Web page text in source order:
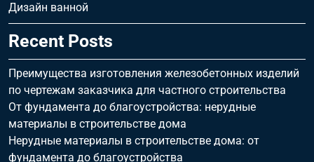
Дизайн ванной
Recent Posts
Преимущества изготовления железобетонных изделий
по чертежам заказчика для частного строительства
От фундамента до благоустройства: нерудные
материалы в строительстве дома
Нерудные материалы в строительстве дома: от
фундамента до благоустройства